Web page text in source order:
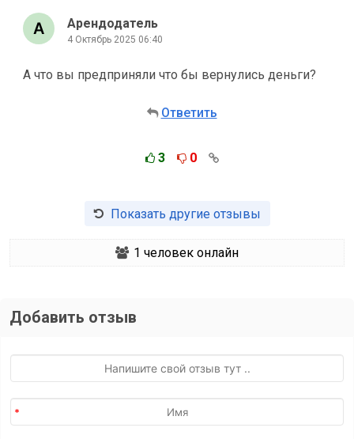
Арендодатель
4 Октябрь 2025 06:40
А что вы предприняли что бы вернулись деньги?
Ответить
3 0
Показать другие отзывы
1 человек онлайн
Добавить отзыв